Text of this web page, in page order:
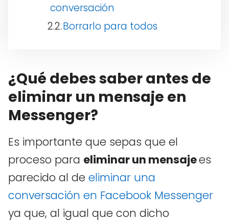
conversación
Borrarlo para todos
¿Qué debes saber antes de
eliminar un mensaje en
Messenger?
Es importante que sepas que el
proceso para eliminar un mensajees
parecido al de eliminar una
conversación en Facebook Messenger
ya que, al igual que con dicho